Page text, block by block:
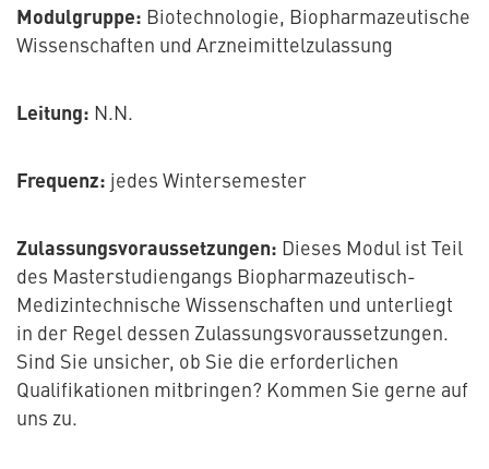
Modulgruppe: Biotechnologie, Biopharmazeutische
Wissenschaften und Arzneimittelzulassung
Leitung: N.N.
Frequenz: jedes Wintersemester
Zulassungsvoraussetzungen: Dieses Modul ist Teil
des Masterstudiengangs Biopharmazeutisch-
Medizintechnische Wissenschaften und unterliegt
in der Regel dessen Zulassungsvoraussetzungen.
Sind Sie unsicher, ob Sie die erforderlichen
Qualifikationen mitbringen? Kommen Sie gerne auf
uns zu.